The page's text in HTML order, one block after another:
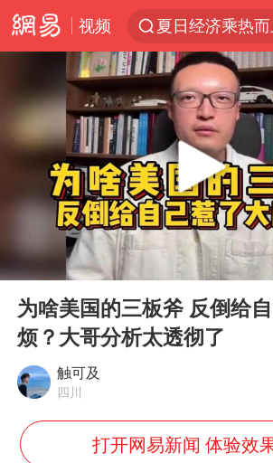
视频
上海全力守护
Play
00:00
为啥美国的三板斧 反倒给
烦？大哥分析太透彻了
触可及
四川
打开网易新闻 体验效